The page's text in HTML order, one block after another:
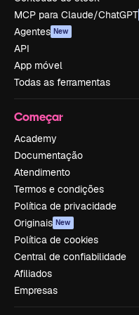
MCP para Claude/ChatGPT
Agentes New
API
App móvel
Todas as ferramentas
Começar
Academy
Documentação
Atendimento
Termos e condições
Política de privacidade
Originais New
Política de cookies
Central de confiabilidade
Afiliados
Empresas